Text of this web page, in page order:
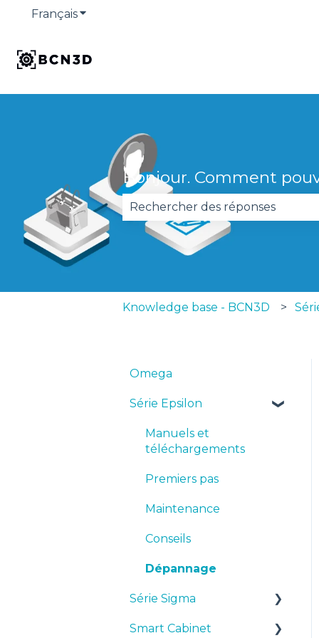
FrançaisAfficher le sous-menu pour les traductions
Bonjour. Comment
Il n'y a aucune suggestion car
Knowledge base - BCN3D
Omega
Série Epsilon
Manuels et
téléchargements
Premiers pas
Maintenance
Conseils
Dépannage
Série Sigma
Manuels et
Smart Cabinet